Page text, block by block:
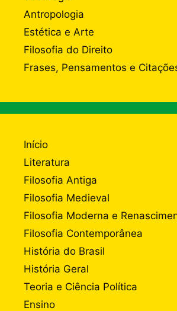
Antropologia
Estética e Arte
Filosofia do Direito
Frases, Pensamentos e
Início
Literatura
Filosofia Antiga
Filosofia Medieval
Filosofia Moderna e
Filosofia Contemporânea
História do Brasil
História Geral
Teoria e Ciência Política
Ensino